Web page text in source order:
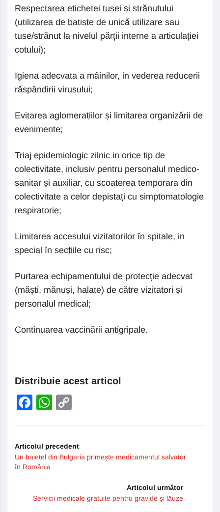
Respectarea etichetei tusei și strănutului
(utilizarea de batiste de unică utilizare sau
tuse/strănut la nivelul părții interne a articulației
cotului);
Igiena adecvata a mâinilor, in vederea reducerii
răspândirii virusului;
Evitarea aglomerațiilor și limitarea organizării de
evenimente;
Triaj epidemiologic zilnic in orice tip de
colectivitate, inclusiv pentru personalul medico-
sanitar și auxiliar, cu scoaterea temporara din
colectivitate a celor depistați cu simptomatologie
respiratorie;
Limitarea accesului vizitatorilor în spitale, in
special în secțiile cu risc;
Purtarea echipamentului de protecție adecvat
(măști, mănuși, halate) de către vizitatori și
personalul medical;
Continuarea vaccinării antigripale.
Distribuie acest articol
Facebook
WhatsApp
Articolul precedent
Un baiețel din Bulgaria primește medicamentul salvator
în România
Articolul următor
Servicii medicale gratuite pentru gravide și lăuze